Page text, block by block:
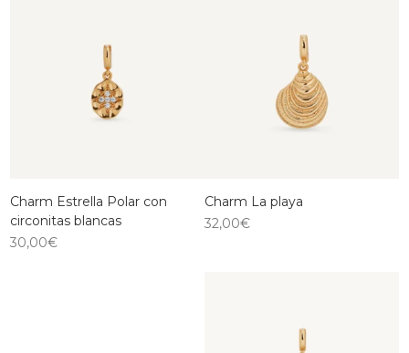
Charm Estrella Polar con
circonitas blancas
30,00€
Charm La playa
32,00€